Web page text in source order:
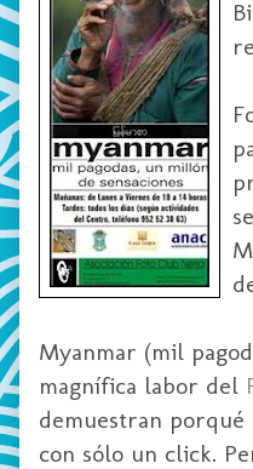
Myanmar (mil
magnífica labor del
demuestran porqué
con sólo un click.